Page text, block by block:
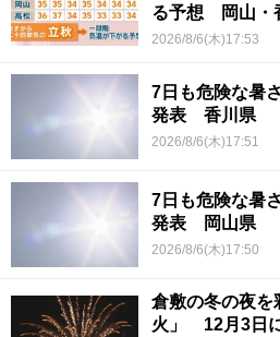
る予想 岡山・
2026/8/6(木)17:53
7日も危険な暑
発表 香川県
2026/8/6(木)17:51
7日も危険な暑
発表 岡山県
2026/8/6(木)17:50
倉敷の冬の夜を
火」 12月3日